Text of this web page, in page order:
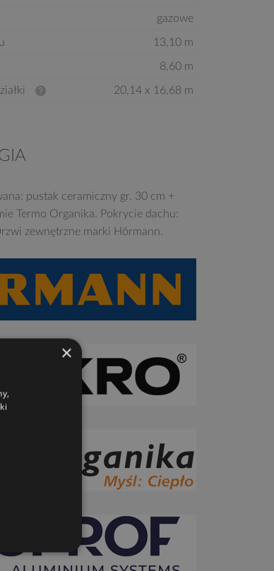
gazowe
13,10 m
8,60 m
20,14 x 16,68 m
pustak ceramiczny gr. 30 cm +
Termo Organika. Pokrycie dachu:
zewnętrzne marki Hörmann.
×